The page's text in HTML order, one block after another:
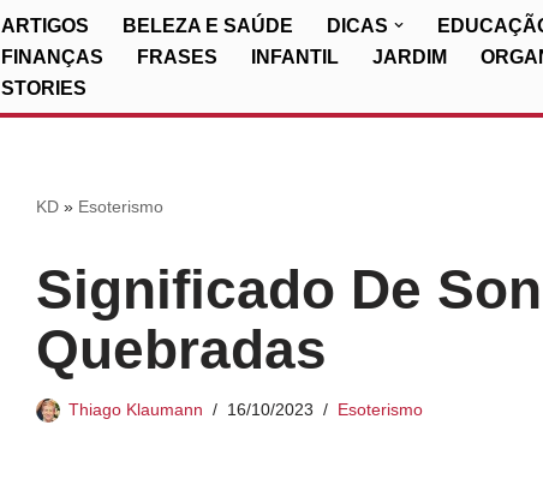
ARTIGOS BELEZA E SAÚDE DICAS
FINANÇAS
FRASES INFANTIL JARDIM
STORIES
KD» Esoterismo
Significado De
Quebradas
Thiago Klaumann 16/10/2023 Esoterismo